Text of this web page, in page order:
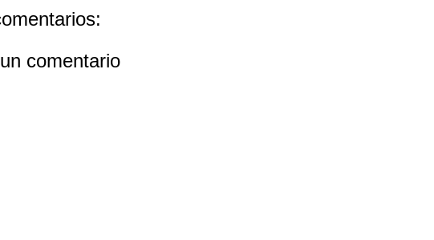
comentario